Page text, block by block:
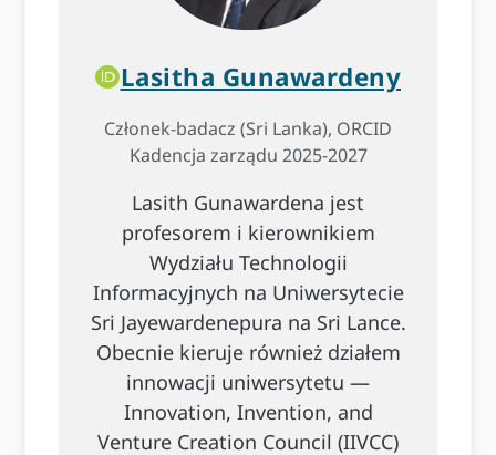
Lasitha Gunawardeny
Członek-badacz (Sri Lanka), ORCID
Kadencja zarządu 2025-2027
Lasith Gunawardena jest
profesorem i kierownikiem
Wydziału Technologii
Informacyjnych na Uniwersytecie
Sri Jayewardenepura na Sri Lance.
Obecnie kieruje również działem
innowacji uniwersytetu —
Innovation, Invention, and
Venture Creation Council (IIVCC)